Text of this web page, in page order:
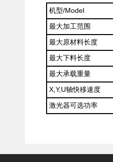
机型/Model
最大加工范围
最大原材料长度
最大下料长度
最大承载重量
X,Y,U轴快移速度
激光器可选功率